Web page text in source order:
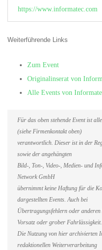
https://www.informatec.com
Weiterführende Links
Zum Event
Originalinserat von
Alle Events von
Für das oben stehende Event ist
(siehe Firmenkontakt oben)
verantwortlich. Dieser ist in der
sowie der angehängten
Bild-, Ton-, Video-, Medien- und
Network GmbH
übernimmt keine Haftung für die
dargestellten Events. Auch bei
Übertragungsfehlern oder
Vorsatz oder grober Fahrlässigkeit.
Die Nutzung von hier archivierten
redaktionellen Weiterverarbeitung